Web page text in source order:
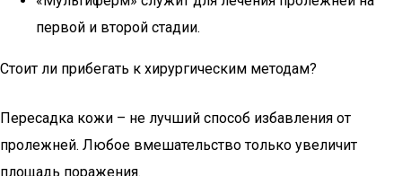
первой и второй стадии.
Стоит ли прибегать к хирургическим методам?
Пересадка кожи – не лучший способ избавления от
пролежней. Любое вмешательство только увеличит
площадь поражения.